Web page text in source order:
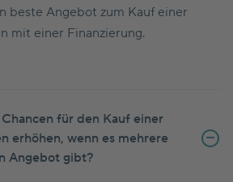
beste Angebot zum Kauf einer
mit einer Finanzierung.
für den Kauf einer
erhöhen, wenn es mehrere
Angebot gibt?